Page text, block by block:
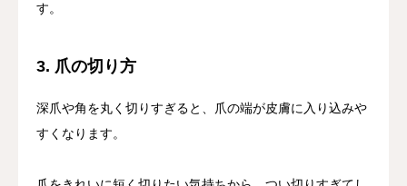
す。
3. 爪の切り方
深爪や角を丸く切りすぎると、爪の端が皮膚に入り込みや
すくなります。